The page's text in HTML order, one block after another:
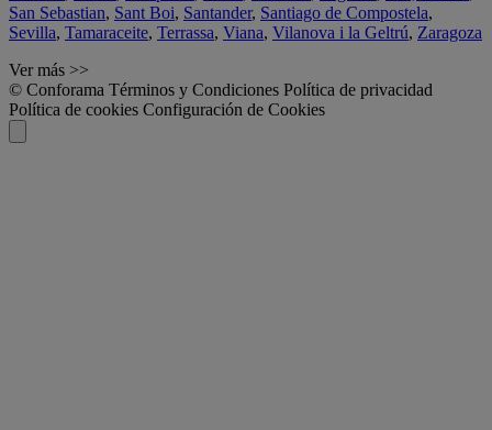
San Sebastian, Sant Boi, Santander, Santiago de Compostela,
Sevilla, Tamaraceite, Terrassa, Viana, Vilanova i la Geltrú, Zaragoza
Ver más >>
© Conforama Términos y Condiciones Política de privacidad
Política de cookies Configuración de Cookies